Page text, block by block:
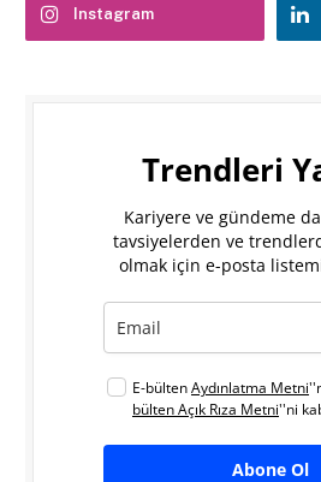
Instagram
Trendleri
Kariyere ve gündeme
tavsiyelerden ve
olmak için e-posta
E-bültenAydınlatma Metni
bülten Açık Rıza Metni''ni
Abone Ol